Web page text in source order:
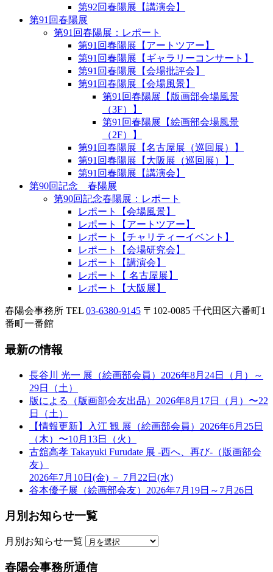
第92回春陽展【講演会】
第91回春陽展
第91回春陽展：レポート
第91回春陽展【アートツアー】
第91回春陽展【ギャラリーコンサート】
第91回春陽展【会場批評会】
第91回春陽展【会場風景】
第91回春陽展【版画部会場風景
（3F）】
第91回春陽展【絵画部会場風景
（2F）】
第91回春陽展【名古屋展（巡回展）】
第91回春陽展【大阪展（巡回展）】
第91回春陽展【講演会】
第90回記念 春陽展
第90回記念春陽展：レポート
レポート【会場風景】
レポート【アートツアー】
レポート【チャリティーイベント】
レポート【会場研究会】
レポート【講演会】
レポート【 名古屋展】
レポート【大阪展】
春陽会事務所 TEL 03-6380-9145 〒102-0085 千代田区六番町1
番町一番館
最新の情報
長谷川 光一 展（絵画部会員）2026年8月24日（月）～
29日（土）
版による（版画部会友出品）2026年8月17日（月）〜22
日（土）
【情報更新】入江 観 展（絵画部会員）2026年6月25日
（木）〜10月13日（火）
古舘高孝 Takayuki Furudate 展 -西へ、再び-（版画部会
友）
2026年7月10日(金) － 7月22日(水)
谷本優子展（絵画部会友）2026年7月19日～7月26日
月別お知らせ一覧
月別お知らせ一覧
春陽会事務所通信